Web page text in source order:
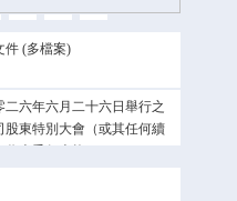
件 (多檔案)
二六年六月二十六日舉行之
股東特別大會（或其任何續